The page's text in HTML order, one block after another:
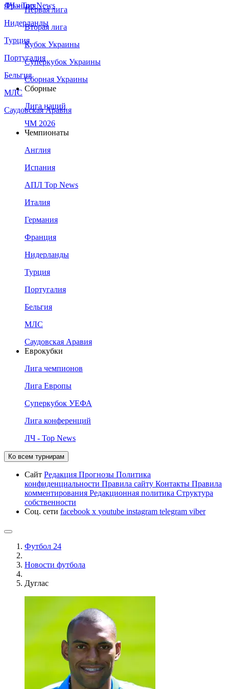
Франция
Нидерланды
Турция
Португалия
Бельгия
МЛС
Саудовская Аравия
ЛЧ - Top News
Первая лига
Вторая лига
Кубок Украины
Суперкубок Украины
Сборная Украины
Сборные
Лига наций
ЧМ 2026
Чемпионаты
Англия
Испания
АПЛ Top News
Италия
Германия
Франция
Нидерланды
Турция
Португалия
Бельгия
МЛС
Саудовская Аравия
Еврокубки
Лига чемпионов
Лига Европы
Суперкубок УЕФА
Лига конференций
ЛЧ - Top News
Ко всем турнирам
Сайт Редакция Прогнозы Политика
конфиденциальности Правила сайту Контакты Правила
комментирования Редакционная политика Структура
собственности
Соц. сети facebook x youtube instagram telegram viber
Футбол 24
Новости футбола
Дуглас